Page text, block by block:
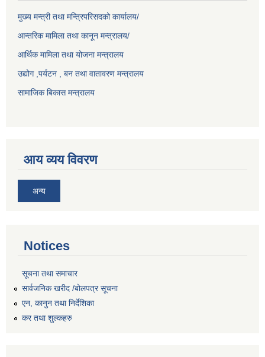
मुख्य मन्त्री तथा मन्त्रिपरिसदको कार्यालय/
आन्तरिक मामिला तथा कानून मन्त्रालय/
आर्थिक मामिला तथा योजना मन्त्रालय
उद्योग ,पर्यटन , बन तथा वातावरण मन्त्रालय
सामाजिक बिकास मन्त्रालय
आय व्यय विवरण
अन्य
Notices
सूचना तथा समाचार
सार्वजनिक खरीद /बोलपत्र सूचना
एन, कानुन तथा निर्देशिका
कर तथा शुल्कहरु